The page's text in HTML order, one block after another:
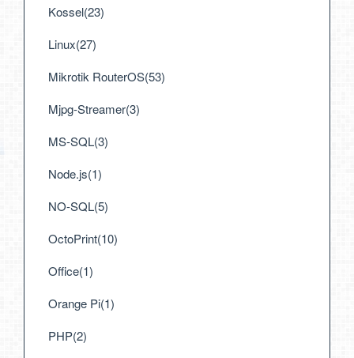
Kossel(23)
Linux(27)
Mikrotik RouterOS(53)
Mjpg-Streamer(3)
MS-SQL(3)
Node.js(1)
NO-SQL(5)
OctoPrint(10)
Office(1)
Orange Pi(1)
PHP(2)